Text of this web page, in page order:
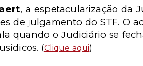
, a espetacularização da
de julgamento do STF. O
quando o Judiciário se
(Clique aqui)